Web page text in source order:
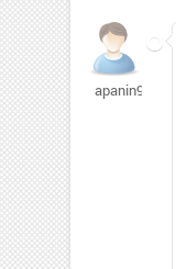
apanin921